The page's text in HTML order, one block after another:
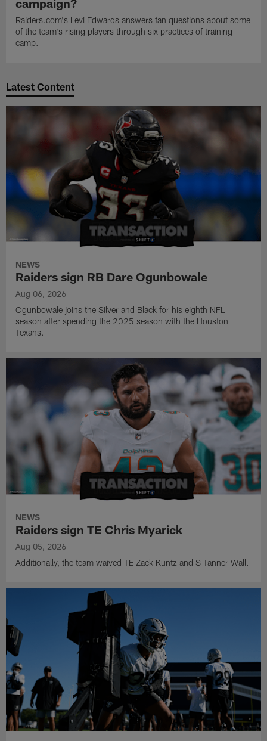
campaign?
Raiders.com's Levi Edwards answers fan questions about some
of the team's rising players through six practices of training
camp.
Latest Content
NEWS
Raiders sign RB Dare Ogunbowale
Aug 06, 2026
Ogunbowale joins the Silver and Black for his eighth NFL
season after spending the 2025 season with the Houston
Texans.
NEWS
Raiders sign TE Chris Myarick
Aug 05, 2026
Additionally, the team waived TE Zack Kuntz and S Tanner Wall.